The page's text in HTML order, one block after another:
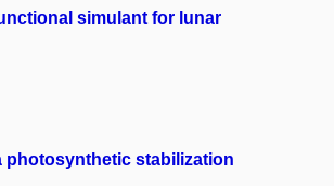
simulant for lunar
photosynthetic stabilization